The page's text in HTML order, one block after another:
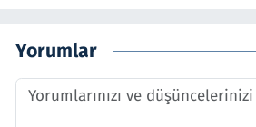
Yorumlar